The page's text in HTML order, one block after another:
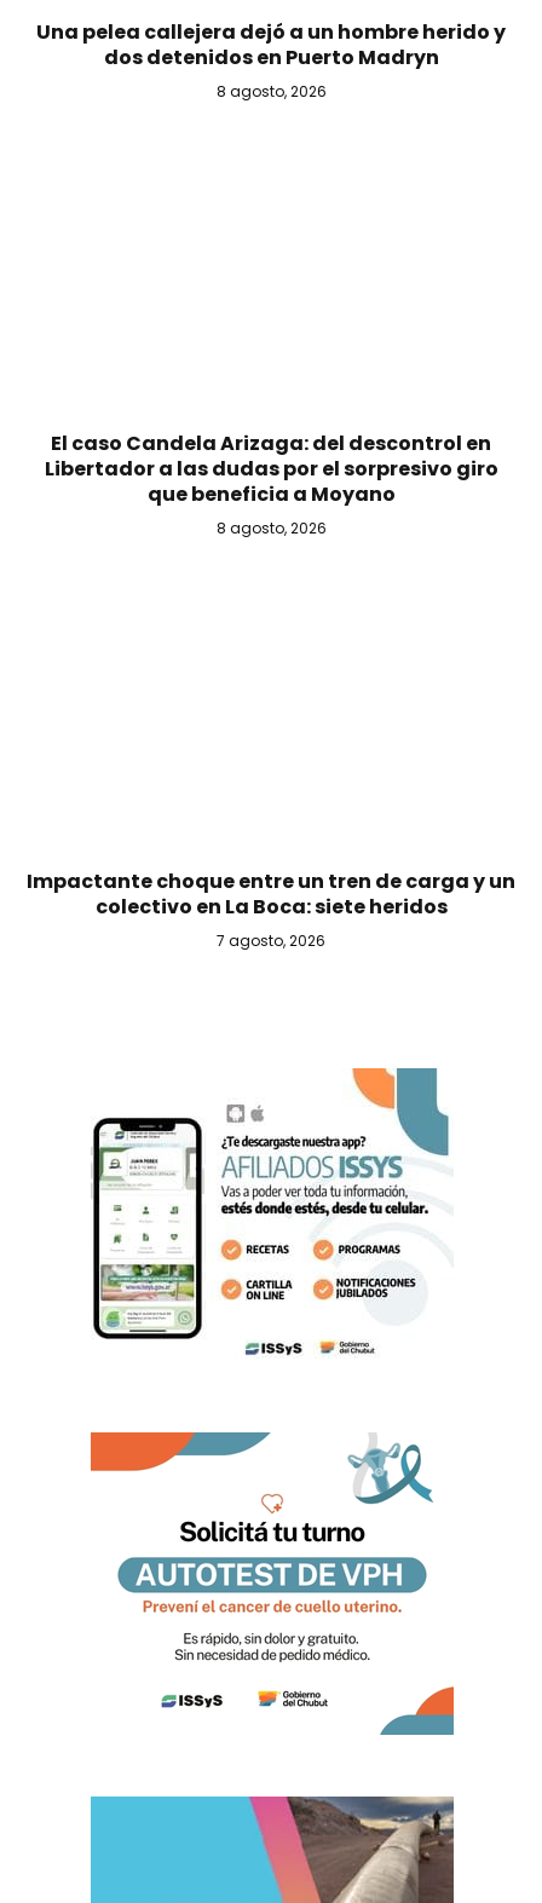
Una pelea callejera dejó a un hombre herido y
dos detenidos en Puerto Madryn
8 agosto, 2026
El caso Candela Arizaga: del descontrol en
Libertador a las dudas por el sorpresivo giro
que beneficia a Moyano
8 agosto, 2026
Impactante choque entre un tren de carga y un
colectivo en La Boca: siete heridos
7 agosto, 2026